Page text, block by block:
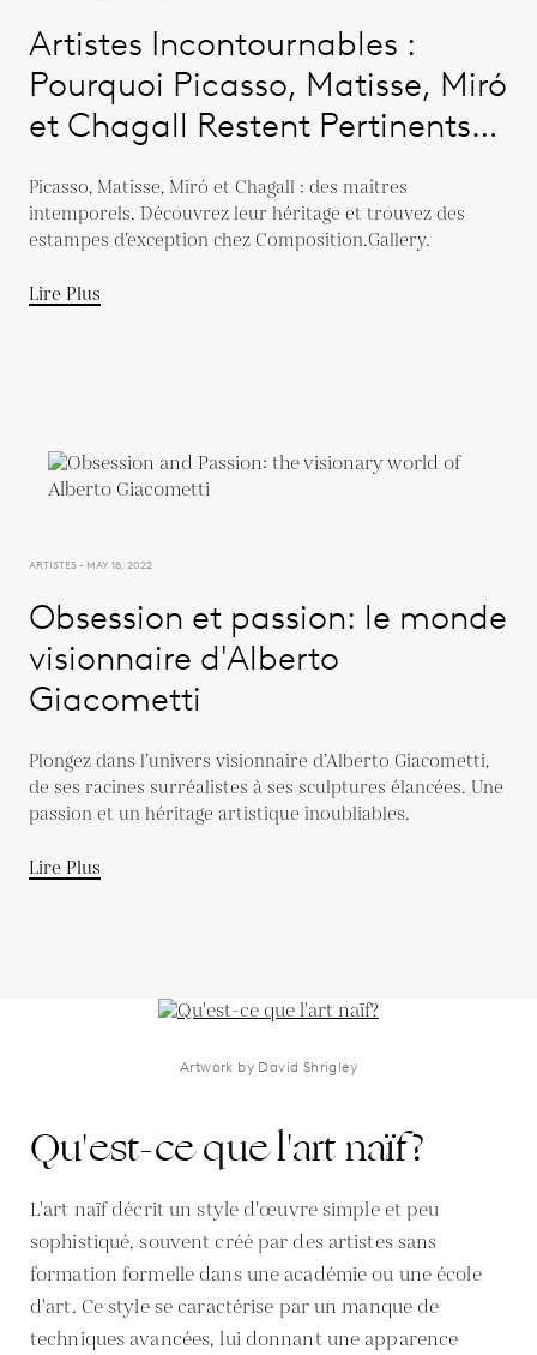
Artistes Incontournables :
Pourquoi Picasso, Matisse, Miró
et Chagall Restent Pertinents
Picasso, Matisse, Miró et Chagall : des maîtres
intemporels. Découvrez leur héritage et trouvez des
estampes d’exception chez Composition.Gallery.
Lire Plus
ARTISTES - MAY 18, 2022
Obsession et passion: le monde
visionnaire d'Alberto
Giacometti
Plongez dans l’univers visionnaire d’Alberto Giacometti,
de ses racines surréalistes à ses sculptures élancées. Une
passion et un héritage artistique inoubliables.
Lire Plus
Artwork by David Shrigley
Qu'est-ce que l'art naïf?
L'art naïf décrit un style d'œuvre simple et peu
sophistiqué, souvent créé par des artistes sans
formation formelle dans une académie ou une école
d'art. Ce style se caractérise par un manque de
techniques avancées, lui donnant une apparence